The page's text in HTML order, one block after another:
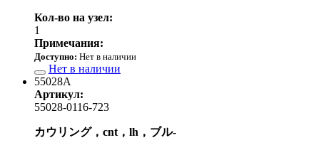
Кол-во на узел:
1
Примечания:
Доступно: Нет в наличии
Нет в наличии
55028A
Артикул:
55028-0116-723
カウリング，cnt，lh，ブル-